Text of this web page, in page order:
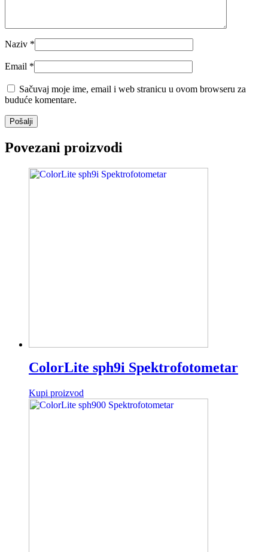
Naziv *
Email *
Sačuvaj moje ime, email i web stranicu u ovom browseru za
buduće komentare.
Povezani proizvodi
ColorLite sph9i Spektrofotometar
Kupi proizvod